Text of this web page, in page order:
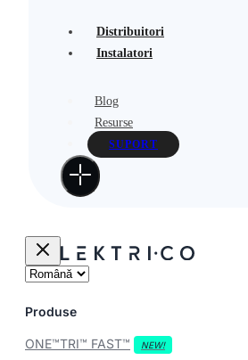
Distribuitori
Instalatori
Blog
Resurse
SUPORT
Produse
ONE™TRI™ FAST™